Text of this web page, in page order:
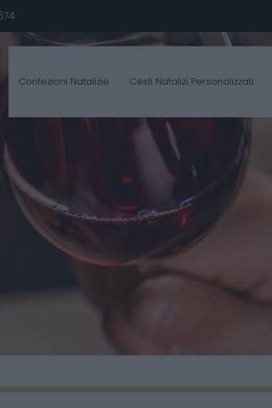
Confezioni Natalizie Cesti Natalizi Personalizzati